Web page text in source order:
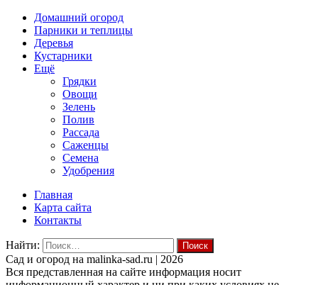
Домашний огород
Парники и теплицы
Деревья
Кустарники
Ещё
Грядки
Овощи
Зелень
Полив
Рассада
Саженцы
Семена
Удобрения
Главная
Карта сайта
Контакты
Найти:
Cад и огород на malinka-sad.ru | 2026
Вся представленная на сайте информация носит